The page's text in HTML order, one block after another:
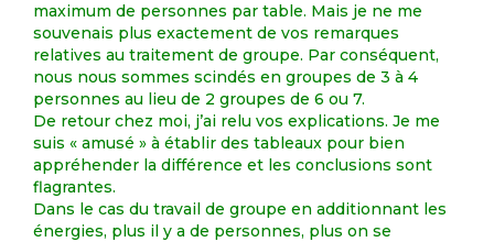
maximum de personnes par table. Mais je ne me
souvenais plus exactement de vos remarques
relatives au traitement de groupe. Par conséquent,
nous nous sommes scindés en groupes de 3 à 4
personnes au lieu de 2 groupes de 6 ou 7.
De retour chez moi, j’ai relu vos explications. Je me
suis « amusé » à établir des tableaux pour bien
appréhender la différence et les conclusions sont
flagrantes.
Dans le cas du travail de groupe en additionnant les
énergies, plus il y a de personnes, plus on se